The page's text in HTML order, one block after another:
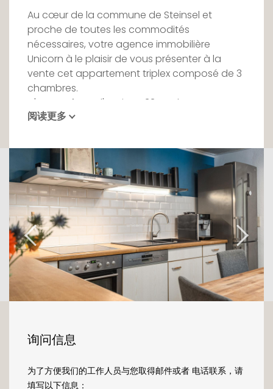
Au cœur de la commune de Steinsel et
proche de toutes les commodités
nécessaires, votre agence immobilière
Unicorn à le plaisir de vous présenter à la
vente cet appartement triplex composé de 3
chambres.
D'une surface d'environ 133m², dans un
bâtiment datant de 1824, rénové en 2019,
charme.
Au rez-de-chaussée, découvrez une belle
entrée, actuellement occupée par un piano,
elle vous laisse assez de place pour laisser
libre cours à votre imagination et créer un
espace d'accueil et de rangement à votre
image.
A gauche de l'entrée, se trouve le salon, un
espace de détente traversé par la lumière
cuisine totalement équipée et fonctionnelle.
A l'arrière de la cuisine, une pièce se dessine,
阅读更多
询问信息
为了方便我们的工作人员与您取得邮件或者 电话联系，请
填写以下信息：